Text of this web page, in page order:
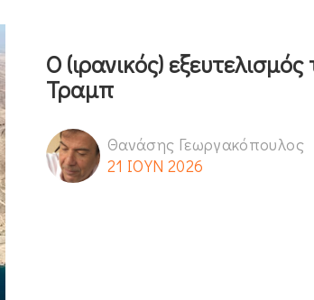
Ο (ιρανικός) εξευτελισμός
Τραμπ
Θανάσης Γεωργακόπουλος
21 ΙΟΥΝ 2026